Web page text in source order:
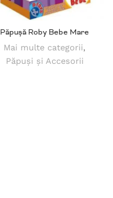
Păpușă Roby Bebe Mare
Mai multe categorii,
Păpuși și Accesorii